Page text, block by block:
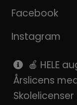
Facebook
Instagram
Pinterest
SnapChat
🍎 HELE
Årslicens
Skolelicenser